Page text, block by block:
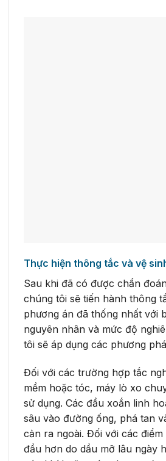
Thực hiện thông tắc và vệ
Sau khi đã có được chẩn
chúng tôi sẽ tiến hành thông
phương án đã thống nhất với
nguyên nhân và mức độ
tôi sẽ áp dụng các phương
Đối với các trường hợp tắc
mềm hoặc tóc, máy lò xo
sử dụng. Các đầu xoắn linh
sâu vào đường ống, phá tan
cản ra ngoài. Đối với các
đầu hơn do dầu mỡ lâu ngày